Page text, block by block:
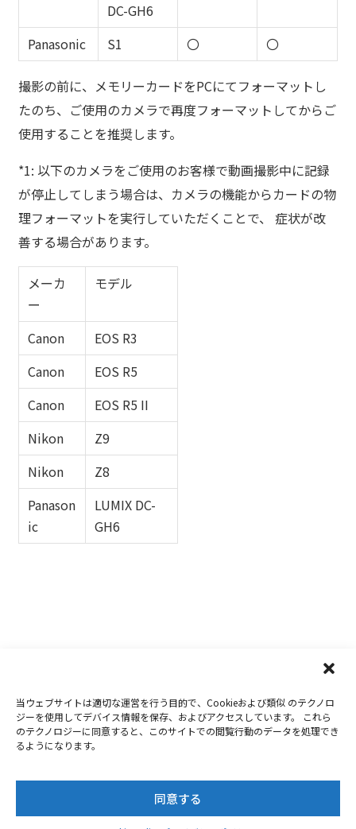
当ウェブサイトは適切な運営を行う目的で、Cookieおよび類似 のテクノロ
ジーを使用してデバイス情報を保存、およびアクセスしています。 これら
のテクノロジーに同意すると、このサイトでの閲覧行動のデータを処理でき
るようになります。
同意する
DC-GH6
Panasonic S1 〇 〇
撮影の前に、メモリーカードをPCにてフォーマットし
たのち、ご使用のカメラで再度フォーマットしてからご
使用することを推奨します。
*1: 以下のカメラをご使用のお客様で動画撮影中に記録
が停止してしまう場合は、カメラの機能からカードの物
理フォーマットを実行していただくことで、 症状が改
善する場合があります。
メーカ
ー
モデル
Canon
EOS R3
Canon
EOS R5
Canon
EOS R5 II
Nikon
Z9
Nikon
Z8
Panason
ic
LUMIX DC-
GH6
Copyright 2019-2026Nextorage
プライバシーポリシー
ウェブサイト利用条件